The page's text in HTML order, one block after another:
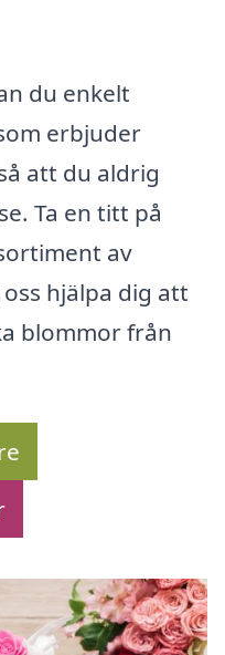
du enkelt
erbjuder
att du aldrig
Ta en titt på
av
hjälpa dig att
blommor från